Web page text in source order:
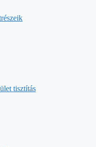
tisztítás